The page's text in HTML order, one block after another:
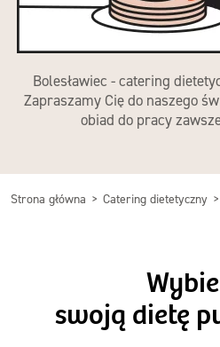
Bolesławiec - catering
Zapraszamy Cię do naszego
obiad do pracy
Strona główna Catering dietetyczny
swoją dietę